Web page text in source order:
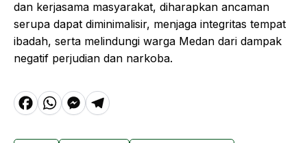
dan kerjasama masyarakat, diharapkan ancaman
serupa dapat diminimalisir, menjaga integritas tempat
ibadah, serta melindungi warga Medan dari dampak
negatif perjudian dan narkoba.
F WMT